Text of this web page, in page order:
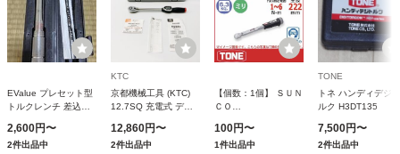
EValue プレセット型
トルクレンチ 差込角
ETR3110
2,600円〜
2件出品中
KTC
京都機械工具 (KTC)
12.7SQ 充電式 デジ
ジラチェ トルク範囲
27-135Nｍ
12,860円〜
2件出品中
【個数：1個】 ＳＵＮ
ＣＯ
レセット形トルクレン
チ ダイレクトセット
100円〜
1件出品中
TONE
トネ ハンディデジト
ルク H3DT135
7,500円〜
2件出品中